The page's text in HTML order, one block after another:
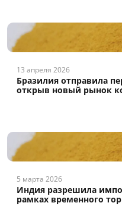
13 апреля 2026
Бразилия отправила
открыв новый рынок
5 марта 2026
Индия разрешила
рамках временного